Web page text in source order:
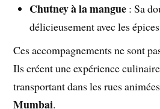
Chutney à la mangue : Sa
délicieusement avec les
Ces accompagnements ne sont
Ils créent une expérience
transportant dans les rues
Mumbai.